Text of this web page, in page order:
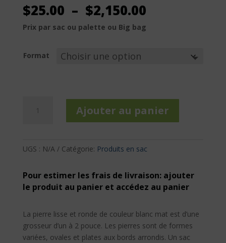
$25.00 – $2,150.00Plage
de
prix :
Prix par sac ou palette ou Big bag
Format
polie
sac
10kg
Ajouter au panier
UGS : N/A Catégorie: Produits en sac
Pour estimer les frais de livraison: ajouter
le produit au panier et accédez au panier
La pierre lisse et ronde de couleur blanc mat est d’une
grosseur d’un à 2 pouce. Les pierres sont de formes
variées, ovales et plates aux bords arrondis. Un sac